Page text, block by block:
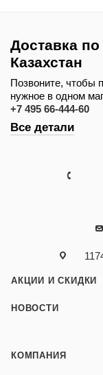
Доставка
Казахстан
Позвоните, чтобы
нужное в одном
+7 495 66-444-60
Все детали
АКЦИИ И СКИДКИ
НОВОСТИ
КОМПАНИЯ